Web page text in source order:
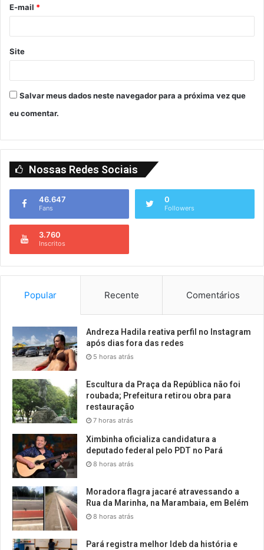
E-mail *
Site
Salvar meus dados neste navegador para a próxima vez que
eu comentar.
Nossas Redes Sociais
46.647
Fans
0
Followers
3.760
Inscritos
Popular Recente Comentários
Andreza Hadila reativa perfil no Instagram
após dias fora das redes
5 horas atrás
Escultura da Praça da República não foi
roubada; Prefeitura retirou obra para
restauração
7 horas atrás
Ximbinha oficializa candidatura a
deputado federal pelo PDT no Pará
8 horas atrás
Moradora flagra jacaré atravessando a
Rua da Marinha, na Marambaia, em Belém
8 horas atrás
Pará registra melhor Ideb da história e